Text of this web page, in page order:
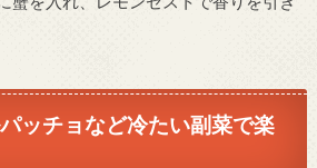
ッチョなど冷たい副菜で楽